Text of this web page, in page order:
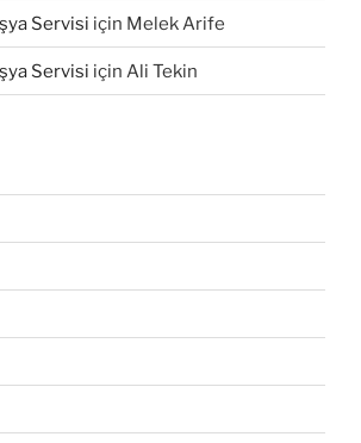
Servisi için Melek Arife
Servisi için Ali Tekin